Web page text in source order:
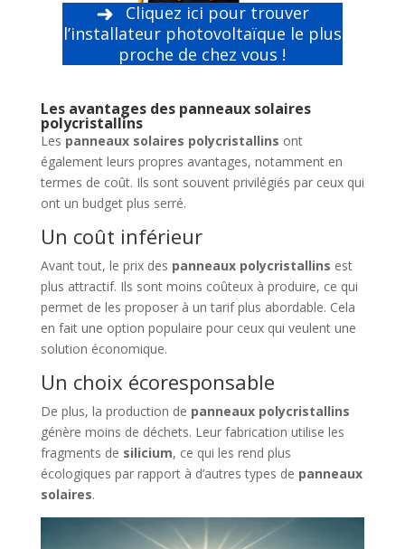
Cliquez ici pour trouver
l’installateur photovoltaïque le plus
proche de chez vous !
Les avantages des panneaux solaires
polycristallins
Les panneaux solaires polycristallins ont
également leurs propres avantages, notamment en
termes de coût. Ils sont souvent privilégiés par ceux qui
ont un budget plus serré.
Un coût inférieur
Avant tout, le prix des panneaux polycristallins est
plus attractif. Ils sont moins coûteux à produire, ce qui
permet de les proposer à un tarif plus abordable. Cela
en fait une option populaire pour ceux qui veulent une
solution économique.
Un choix écoresponsable
De plus, la production de panneaux polycristallins
génère moins de déchets. Leur fabrication utilise les
fragments de silicium, ce qui les rend plus
écologiques par rapport à d’autres types de panneaux
solaires.